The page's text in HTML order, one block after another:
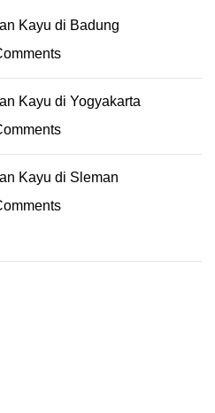
Kayu di Badung
Kayu di Yogyakarta
Kayu di Sleman